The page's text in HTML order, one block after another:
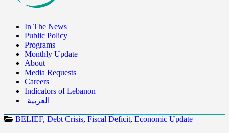
In The News
Public Policy
Programs
Monthly Update
About
Media Requests
Careers
Indicators of Lebanon
العربية
BELIEF, Debt Crisis, Fiscal Deficit, Economic Update